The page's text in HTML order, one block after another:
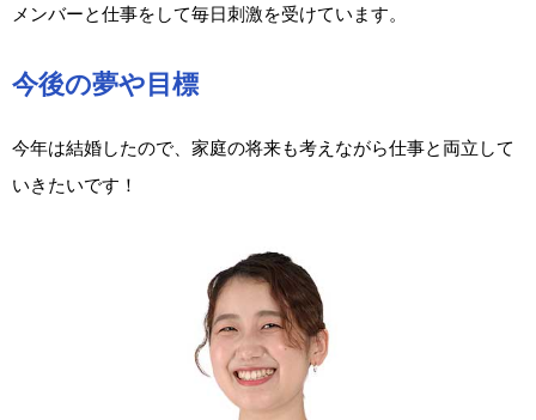
メンバーと仕事をして毎日刺激を受けています。
今後の夢や目標
今年は結婚したので、家庭の将来も考えながら仕事と両立して
いきたいです！